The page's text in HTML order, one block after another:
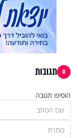
0 תגובות
הוסיפו תגובה